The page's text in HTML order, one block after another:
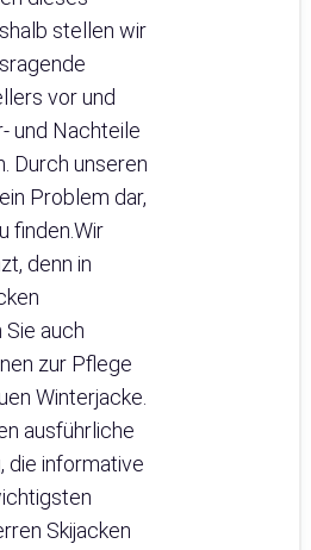
stellen wir
vor und
und Nachteile
Durch unseren
Problem dar,
finden.Wir
denn in
auch
zur Pflege
Winterjacke.
ausführliche
die informative
Skijacken